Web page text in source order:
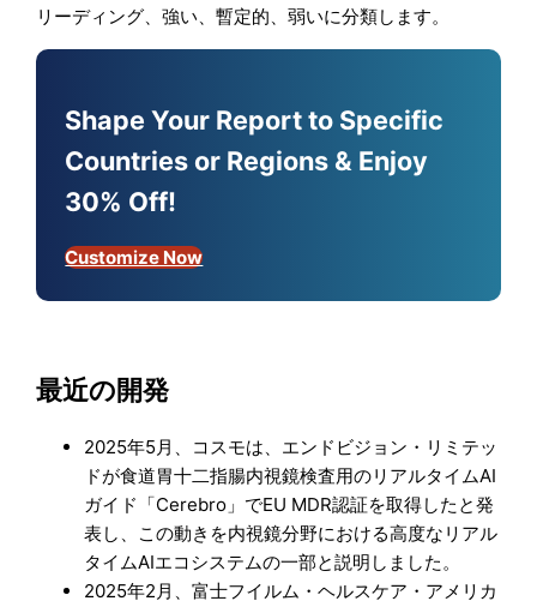
リーディング、強い、暫定的、弱いに分類します。
Shape Your Report to Specific
Countries or Regions & Enjoy
30% Off!
Customize Now
最近の開発
2025年5月、コスモは、エンドビジョン・リミテッ
ドが食道胃十二指腸内視鏡検査用のリアルタイムAI
ガイド「Cerebro」でEU MDR認証を取得したと発
表し、この動きを内視鏡分野における高度なリアル
タイムAIエコシステムの一部と説明しました。
2025年2月、富士フイルム・ヘルスケア・アメリカ